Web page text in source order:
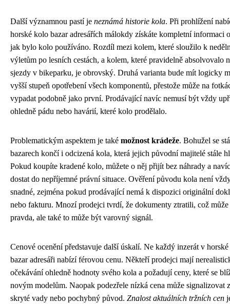
Další významnou pastí je neznámá historie kola. Při prohlížení
horské kolo bazar adresářích málokdy získáte kompletní informaci
jak bylo kolo používáno. Rozdíl mezi kolem, které sloužilo k
výletům po lesních cestách, a kolem, které pravidelně absolvovalo
sjezdy v bikeparku, je obrovský. Druhá varianta bude mít logicky
vyšší stupeň opotřebení všech komponentů, přestože může na
vypadat podobně jako první. Prodávající navíc nemusí být vždy
ohledně pádu nebo havárií, které kolo prodělalo.
Problematickým aspektem je také možnost krádeže. Bohužel se
bazarech končí i odcizená kola, která jejich původní majitelé stále
Pokud koupíte kradené kolo, můžete o něj přijít bez náhrady a
dostat do nepříjemné právní situace. Ověření původu kola není
snadné, zejména pokud prodávající nemá k dispozici originální
nebo fakturu. Mnozí prodejci tvrdí, že dokumenty ztratili, což
pravda, ale také to může být varovný signál.
Cenové ocenění představuje další úskalí. Ne každý inzerát v
bazar adresáři nabízí férovou cenu. Někteří prodejci mají
očekávání ohledně hodnoty svého kola a požadují ceny, které se
novým modelům. Naopak podezřele nízká cena může signalizovat
skryté vady nebo pochybný původ. Znalost aktuálních tržních cen